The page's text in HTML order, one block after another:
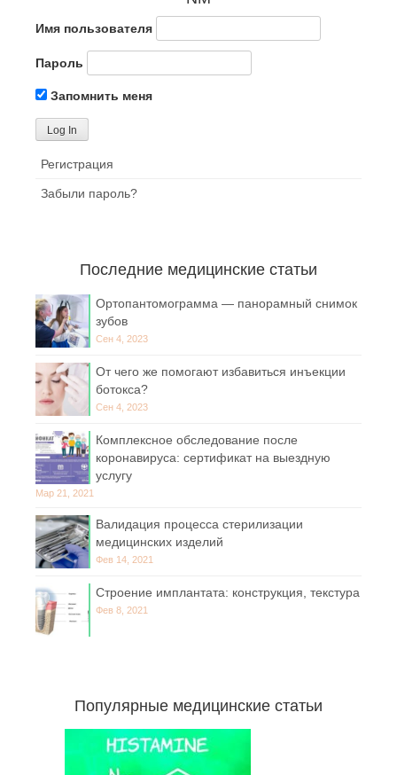
Имя пользователя
Пароль
Запомнить меня
Регистрация
Забыли пароль?
Последние медицинские статьи
Ортопантомограмма — панорамный снимок
зубов
Сен 4, 2023
От чего же помогают избавиться инъекции
ботокса?
Сен 4, 2023
Комплексное обследование после
коронавируса: сертификат на выездную
услугу
Мар 21, 2021
Валидация процесса стерилизации
медицинских изделий
Фев 14, 2021
Строение имплантата: конструкция, текстура
Фев 8, 2021
Популярные медицинские статьи